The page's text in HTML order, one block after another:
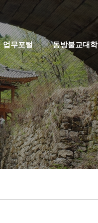
업무포털 동방불교대학